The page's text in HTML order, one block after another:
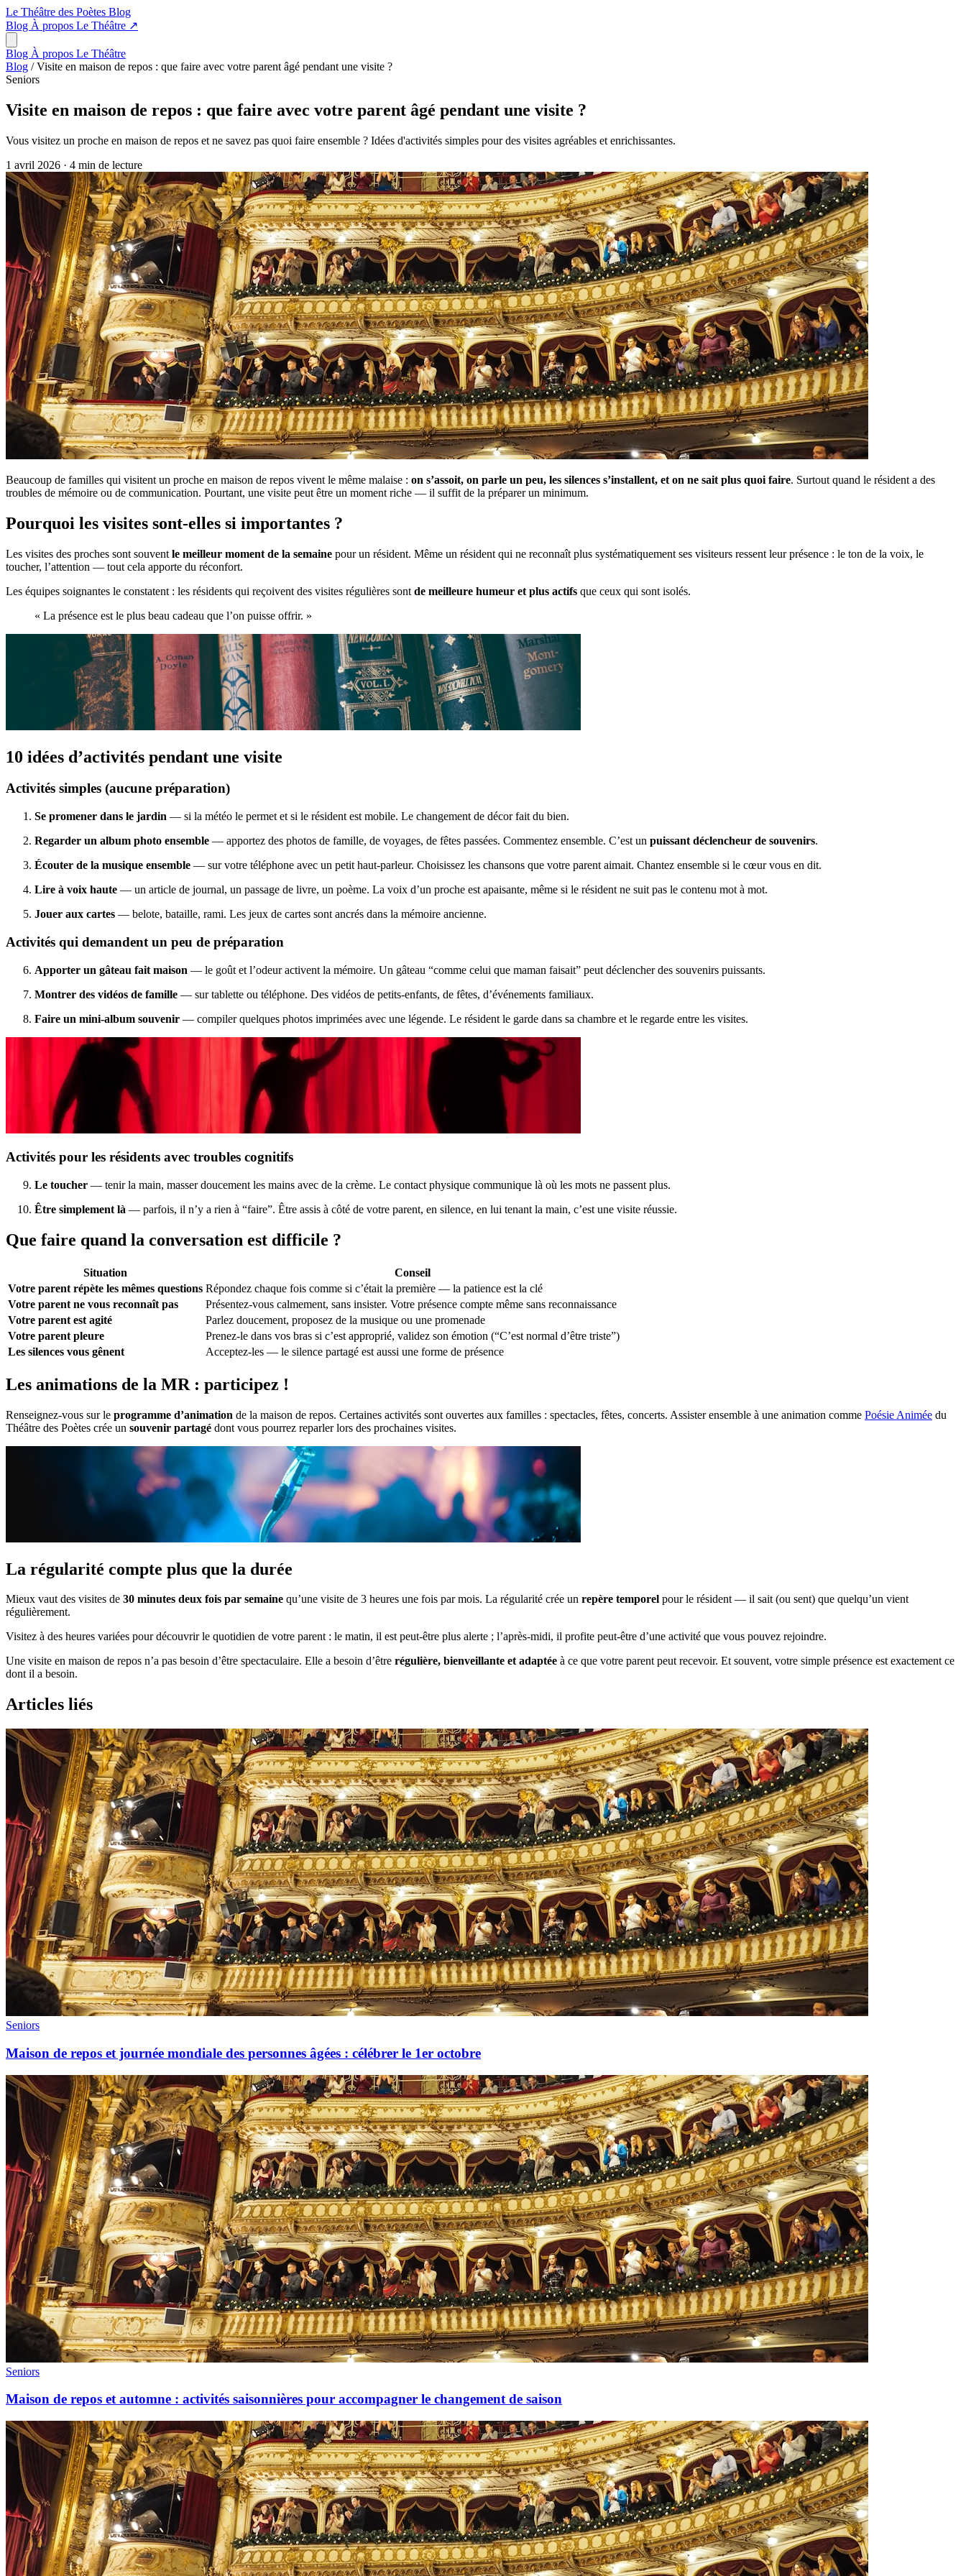
Le Théâtre des Poètes Blog
Blog À propos Le Théâtre ↗
Blog À propos Le Théâtre
Blog / Visite en maison de repos : que faire avec votre parent âgé pendant une visite ?
Seniors
Visite en maison de repos : que faire avec votre parent âgé pendant une visite ?
Vous visitez un proche en maison de repos et ne savez pas quoi faire ensemble ? Idées d'activités simples pour des visites agréables et enrichissantes.
1 avril 2026 · 4 min de lecture
Beaucoup de familles qui visitent un proche en maison de repos vivent le même malaise : on s’assoit, on parle un peu, les silences s’installent, et on ne sait plus quoi faire. Surtout quand le résident a des
troubles de mémoire ou de communication. Pourtant, une visite peut être un moment riche — il suffit de la préparer un minimum.
Pourquoi les visites sont-elles si importantes ?
Les visites des proches sont souvent le meilleur moment de la semaine pour un résident. Même un résident qui ne reconnaît plus systématiquement ses visiteurs ressent leur présence : le ton de la voix, le
toucher, l’attention — tout cela apporte du réconfort.
Les équipes soignantes le constatent : les résidents qui reçoivent des visites régulières sont de meilleure humeur et plus actifs que ceux qui sont isolés.
« La présence est le plus beau cadeau que l’on puisse offrir. »
10 idées d’activités pendant une visite
Activités simples (aucune préparation)
Se promener dans le jardin — si la météo le permet et si le résident est mobile. Le changement de décor fait du bien.
Regarder un album photo ensemble — apportez des photos de famille, de voyages, de fêtes passées. Commentez ensemble. C’est un puissant déclencheur de souvenirs.
Écouter de la musique ensemble — sur votre téléphone avec un petit haut-parleur. Choisissez les chansons que votre parent aimait. Chantez ensemble si le cœur vous en dit.
Lire à voix haute — un article de journal, un passage de livre, un poème. La voix d’un proche est apaisante, même si le résident ne suit pas le contenu mot à mot.
Jouer aux cartes — belote, bataille, rami. Les jeux de cartes sont ancrés dans la mémoire ancienne.
Activités qui demandent un peu de préparation
Apporter un gâteau fait maison — le goût et l’odeur activent la mémoire. Un gâteau “comme celui que maman faisait” peut déclencher des souvenirs puissants.
Montrer des vidéos de famille — sur tablette ou téléphone. Des vidéos de petits-enfants, de fêtes, d’événements familiaux.
Faire un mini-album souvenir — compiler quelques photos imprimées avec une légende. Le résident le garde dans sa chambre et le regarde entre les visites.
Activités pour les résidents avec troubles cognitifs
Le toucher — tenir la main, masser doucement les mains avec de la crème. Le contact physique communique là où les mots ne passent plus.
Être simplement là — parfois, il n’y a rien à “faire”. Être assis à côté de votre parent, en silence, en lui tenant la main, c’est une visite réussie.
Que faire quand la conversation est difficile ?
Situation
Conseil
Votre parent répète les mêmes questions Répondez chaque fois comme si c’était la première — la patience est la clé
Votre parent ne vous reconnaît pas
Présentez-vous calmement, sans insister. Votre présence compte même sans reconnaissance
Votre parent est agité
Parlez doucement, proposez de la musique ou une promenade
Votre parent pleure
Prenez-le dans vos bras si c’est approprié, validez son émotion (“C’est normal d’être triste”)
Les silences vous gênent
Acceptez-les — le silence partagé est aussi une forme de présence
Les animations de la MR : participez !
Renseignez-vous sur le programme d’animation de la maison de repos. Certaines activités sont ouvertes aux familles : spectacles, fêtes, concerts. Assister ensemble à une animation comme Poésie Animée du
Théâtre des Poètes crée un souvenir partagé dont vous pourrez reparler lors des prochaines visites.
La régularité compte plus que la durée
Mieux vaut des visites de 30 minutes deux fois par semaine qu’une visite de 3 heures une fois par mois. La régularité crée un repère temporel pour le résident — il sait (ou sent) que quelqu’un vient
régulièrement.
Visitez à des heures variées pour découvrir le quotidien de votre parent : le matin, il est peut-être plus alerte ; l’après-midi, il profite peut-être d’une activité que vous pouvez rejoindre.
Une visite en maison de repos n’a pas besoin d’être spectaculaire. Elle a besoin d’être régulière, bienveillante et adaptée à ce que votre parent peut recevoir. Et souvent, votre simple présence est exactement ce
dont il a besoin.
Articles liés
Seniors
Maison de repos et journée mondiale des personnes âgées : célébrer le 1er octobre
Seniors
Maison de repos et automne : activités saisonnières pour accompagner le changement de saison